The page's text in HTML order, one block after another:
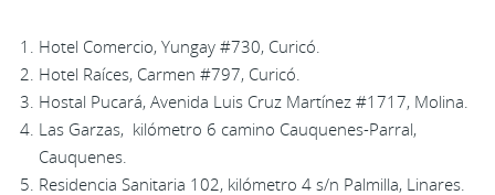
Hotel Comercio, Yungay #730, Curicó.
Hotel Raíces, Carmen #797, Curicó.
Hostal Pucará, Avenida Luis Cruz Martínez #1717, Molina.
Las Garzas, kilómetro 6 camino Cauquenes-Parral,
Cauquenes.
Residencia Sanitaria 102, kilómetro 4 s/n Palmilla, Linares.